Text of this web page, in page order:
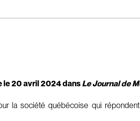
le 20 avril 2024 dans Le Journal de
la société québécoise qui